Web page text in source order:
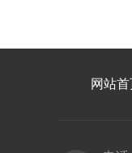
网站